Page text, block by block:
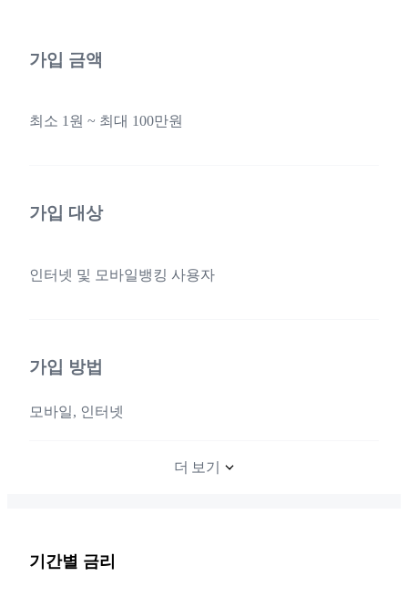
가입 금액
최소 1원 ~ 최대 100만원
가입 대상
인터넷 및 모바일뱅킹 사용자
가입 방법
모바일, 인터넷
더 보기
기간별 금리